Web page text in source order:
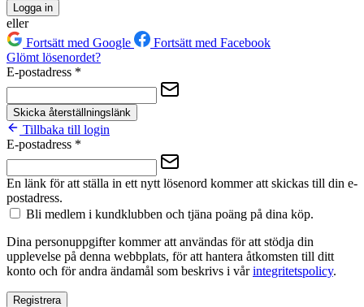
Logga in
eller
Fortsätt med Google
Fortsätt med Facebook
Glömt lösenordet?
E-postadress *
Skicka återställningslänk
Tillbaka till login
E-postadress *
En länk för att ställa in ett nytt lösenord kommer att skickas till din e-
postadress.
Bli medlem i kundklubben och tjäna poäng på dina köp.
Dina personuppgifter kommer att användas för att stödja din
upplevelse på denna webbplats, för att hantera åtkomsten till ditt
konto och för andra ändamål som beskrivs i vårintegritetspolicy.
Registrera